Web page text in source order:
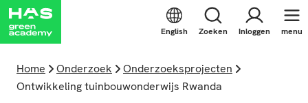
English Zoeken Inloggen menu
Home Onderzoek
Onderzoeksprojecten
Ontwikkeling tuinbouwonderwijs Rwanda